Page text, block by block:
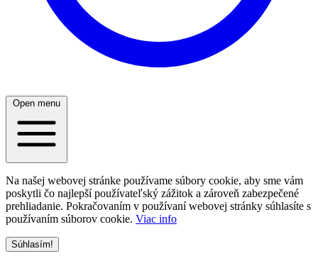
Open menu
Na našej webovej stránke používame súbory cookie, aby sme vám
poskytli čo najlepší používateľský zážitok a zároveň zabezpečené
prehliadanie. Pokračovaním v používaní webovej stránky súhlasíte s
používaním súborov cookie. Viac info
Súhlasím!